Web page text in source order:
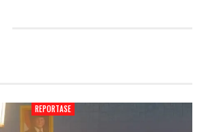
REPORTASE